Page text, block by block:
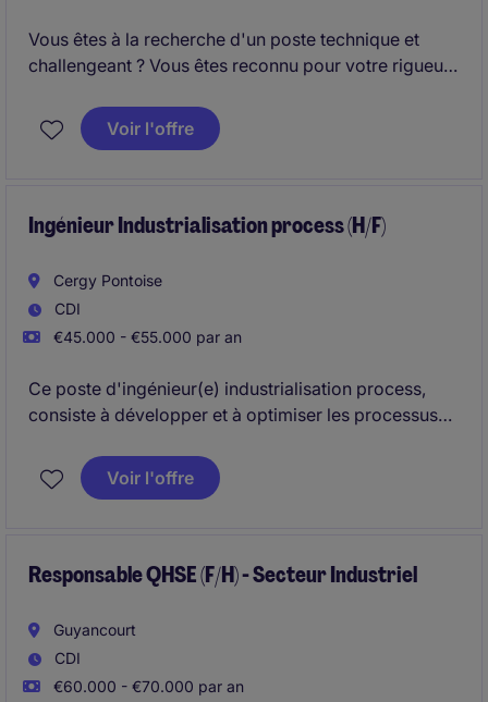
Vous êtes à la recherche d'un poste technique et
challengeant ? Vous êtes reconnu pour votre rigueur
Alors n'attendez plus. Ce poste de conducteur de
(78).
Voir l'offre
Ingénieur Industrialisation process (H/F)
Cergy Pontoise
CDI
€45.000 - €55.000 par an
Ce poste d'ingénieur(e) industrialisation process,
consiste à développer et à optimiser les processus
chargé(e) de coordonner les différentes étapes de
l'industrialisation en collaboration avec les équipes
Voir l'offre
Responsable QHSE (F/H) - Secteur Industriel
Guyancourt
CDI
€60.000 - €70.000 par an